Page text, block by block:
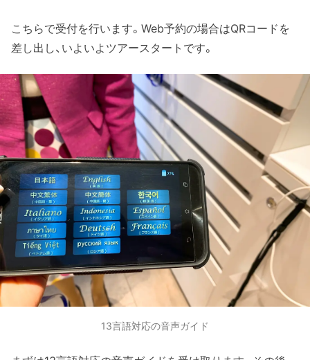
こちらで受付を行います。Web予約の場合はQRコードを
差し出し、いよいよツアースタートです。
13言語対応の音声ガイド